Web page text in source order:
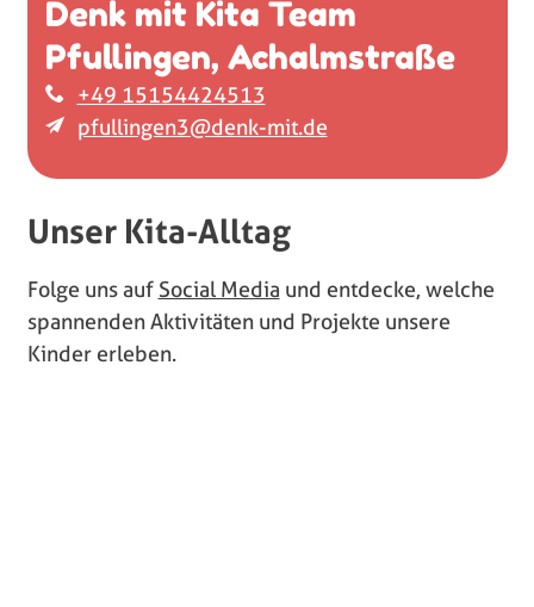
Denk mit Kita Team
Pfullingen, Achalmstraße
+49 15154424513
pfullingen3@denk-mit.de
Unser Kita-Alltag
Folge uns auf Social Media und entdecke, welche
spannenden Aktivitäten und Projekte unsere
Kinder erleben.